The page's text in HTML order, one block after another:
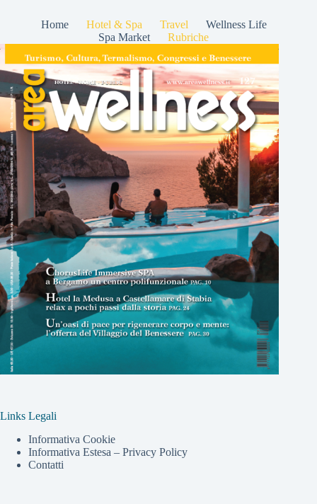
Home Hotel & Spa Travel
Wellness Life
Spa Market
Rubriche
Links Legali
Informativa Cookie
Informativa Estesa – Privacy Policy
Contatti